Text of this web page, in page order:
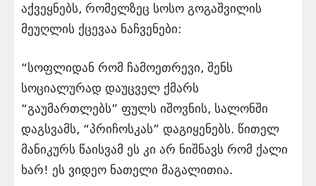
აქვეყნებს, რომელზეც სოსო გოგაშვილის
მეუღლის ქცევაა ნაჩვენები:
“სოფლიდან რომ ჩამოეთრევი, შენს
სოციალურად დაუცველ ქმარს
“გაუმართლებს” ფულს იშოვნის, სალონში
დაგსვამს, “პრიჩოსკას” დაგიყენებს. წითელ
მანიკურს წაისვამ ეს კი არ ნიშნავს რომ ქალი
ხარ! ეს ვიდეო ნათელი მაგალითია.